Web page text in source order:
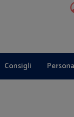
Consigli